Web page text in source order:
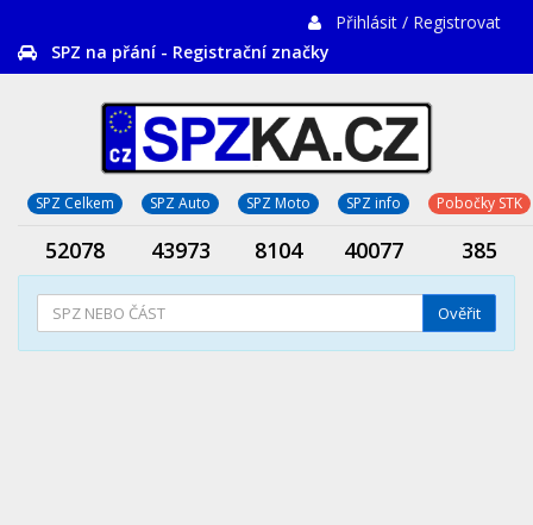
Přihlásit / Registrovat
SPZ na přání - Registrační značky
SPZ Celkem SPZ Auto SPZ Moto SPZ info Pobočky STK
52078 43973 8104 40077 385
Ověřit